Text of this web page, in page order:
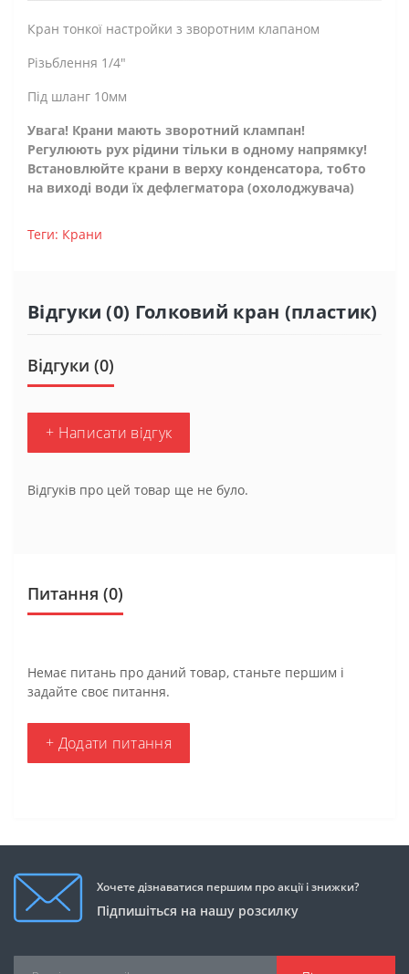
Кран тонкої настройки з зворотним клапаном
Різьблення 1/4"
Під шланг 10мм
Увага! Крани мають зворотний клампан!
Регулюють рух рідини тільки в одному напрямку!
Встановлюйте крани в верху конденсатора, тобто
на виході води їх дефлегматора (охолоджувача)
Теги: Крани
Відгуки (0) Голковий кран (пластик)
Відгуки (0)
+ Написати відгук
Відгуків про цей товар ще не було.
Питання (0)
Немає питань про даний товар, станьте першим і
задайте своє питання.
+ Додати питання
Хочете дізнаватися першим про акції і знижки?
Підпишіться на нашу розсилку